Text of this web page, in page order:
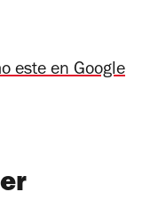
este en Google